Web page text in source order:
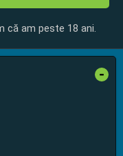
că am peste 18 ani.
-